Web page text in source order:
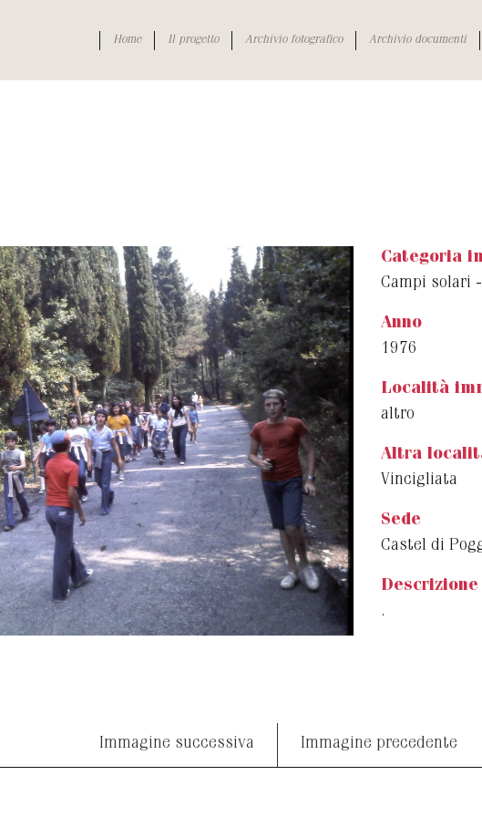
Home Il progetto Archivio fotografico Archivio documenti
Categoria
Campi solari
Anno
1976
Località
altro
Altra
Vincigliata
Sede
Castel di
Descrizione
.
Immagine successiva Immagine precedente